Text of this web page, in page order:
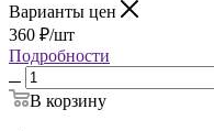
Варианты цен
360 ₽/шт
Подробности
В корзину